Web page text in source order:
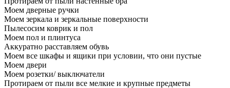
Моем дверные ручки
Моем зеркала и зеркальные поверхности
Пылесосим коврик и пол
Моем пол и плинтуса
Аккуратно расставляем обувь
Моем все шкафы и ящики при условии, что они пустые
Моем двери
Моем розетки/ выключатели
Протираем от пыли все мелкие и крупные предметы